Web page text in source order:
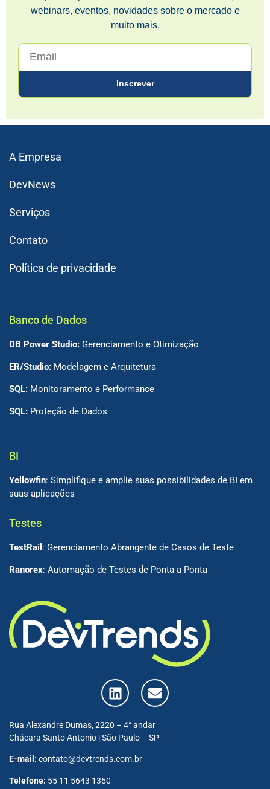
webinars, eventos, novidades sobre o mercado e
muito mais.
A Empresa
DevNews
Serviços
Contato
Política de privacidade
Banco de Dados
DB Power Studio: Gerenciamento e Otimização
ER/Studio: Modelagem e Arquitetura
SQL: Monitoramento e Performance
SQL: Proteção de Dados
BI
Yellowfin: Simplifique e amplie suas possibilidades de BI em
suas aplicações
Testes
TestRail : Gerenciamento Abrangente de Casos de Teste
Ranorex: Automação de Testes de Ponta a Ponta
Rua Alexandre Dumas, 2220 – 4° andar
Chácara Santo Antonio | São Paulo – SP
E-mail: contato@devtrends.com.br
Telefone: 55 11 5643 1350